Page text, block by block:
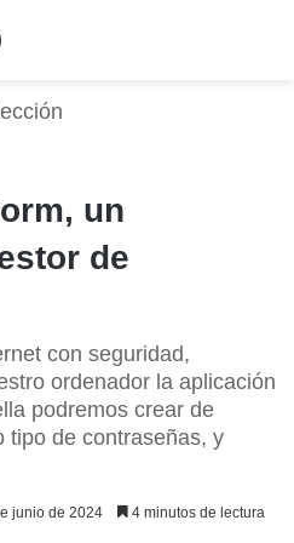
un
de
con seguridad,
ordenador la aplicación
podremos crear de
tipo de contraseñas, y
junio de 2024 4 minutos de lectura